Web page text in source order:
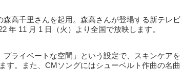
高千里さんを起用。森高さんが登場する新テレビ
年 11 月 1 日（火）より全国で放映します。
ライベートな空間」という設定で、スキンケアを
す。また、CMソングにはシューベルト作曲の名曲